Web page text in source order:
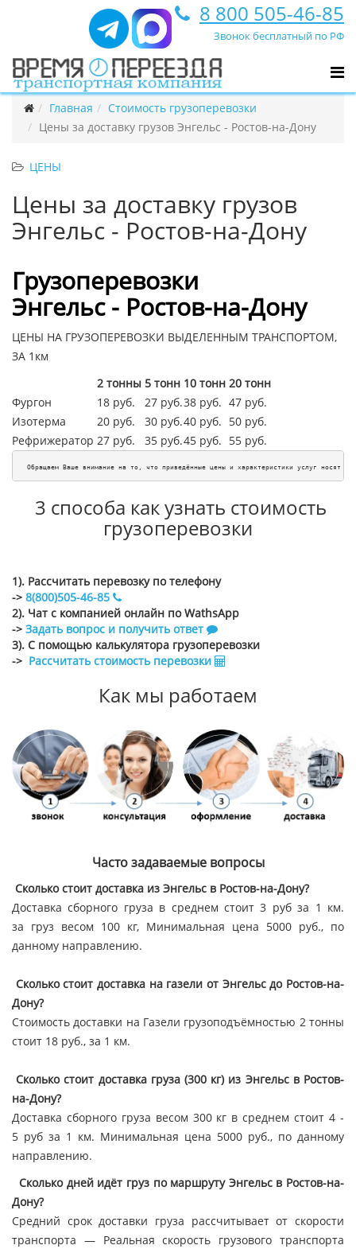
8 800 505-46-85
Звонок бесплатный по РФ
Главная
Стоимость грузоперевозки
Цены за доставку грузов Энгельс - Ростов-на-Дону
ЦЕНЫ
Цены за доставку грузов
Энгельс - Ростов-на-Дону
Грузоперевозки
Энгельс - Ростов-на-Дону
ЦЕНЫ НА ГРУЗОПЕРЕВОЗКИ ВЫДЕЛЕННЫМ ТРАНСПОРТОМ,
ЗА 1км
2 тонны 5 тонн 10 тонн 20 тонн
Фургон
18 руб. 27 руб.38 руб. 47 руб.
Изотерма
20 руб. 30 руб.40 руб. 50 руб.
Рефрижератор 27 руб. 35 руб.45 руб. 55 руб.
Обращаем Ваше внимание на то, что приведённые цены и характеристики услуг носят
3 способа как узнать стоимость
грузоперевозки
1). Рассчитать перевозку по телефону
-> 8(800)505-46-85
2). Чат с компанией онлайн по WathsApp
-> Задать вопрос и получить ответ
3). С помощью калькулятора грузоперевозки
-> Рассчитать стоимость перевозки
Как мы работаем
Часто задаваемые вопросы
Сколько стоит доставка из Энгельс в Ростов-на-Дону?
Доставка сборного груза в среднем стоит 3 руб за 1 км.
за груз весом 100 кг, Минимальная цена 5000 руб., по
данному направлению.
Сколько стоит доставка на газели от Энгельс до Ростов-на-
Дону?
Стоимость доставки на Газели грузоподъёмностью 2 тонны
стоит 18 руб., за 1 км.
Сколько стоит доставка груза (300 кг) из Энгельс в Ростов-
на-Дону?
Доставка сборного груза весом 300 кг в среднем стоит 4 -
5 руб за 1 км. Минимальная цена 5000 руб., по данному
направлению.
Сколько дней идёт груз по маршруту Энгельс в Ростов-на-
Дону?
Средний срок доставки груза рассчитывает от скорости
транспорта — Реальная скорость грузового транспорта